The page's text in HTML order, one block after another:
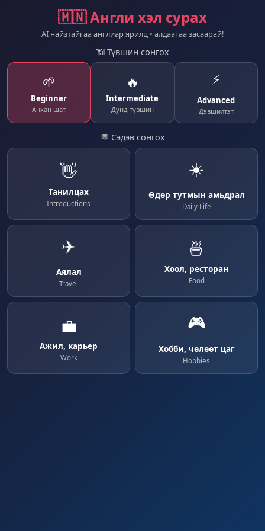
🇲🇳 Англи хэл сурах
AI найзтайгаа англиар ярилц • алдаагаа засаарай!
📶 Түвшин сонгох
🌱
Beginner
Анхан шат
🔥
Intermediate
Дунд түвшин
⚡
Advanced
Дэвшилтэт
💬 Сэдэв сонгох
👋
Танилцах
Introductions
☀️
Өдөр тутмын амьдрал
Daily Life
✈️
Аялал
Travel
🍜
Хоол, ресторан
Food
💼
Ажил, карьер
Work
🎮
Хобби, чөлөөт цаг
Hobbies